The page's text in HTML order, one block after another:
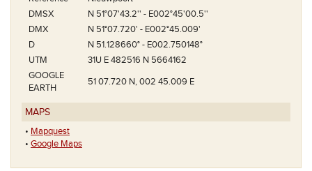
DMSX
N 51°07'43.2'' - E002°45'00.5''
DMX
N 51°07.720' - E002°45.009'
D
N 51.128660° - E002.750148°
UTM
31U E 482516 N 5664162
GOOGLE
EARTH
51 07.720 N, 002 45.009 E
MAPS
• Mapquest
• Google Maps